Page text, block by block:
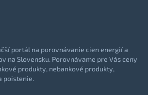
portál na porovnávanie cien energií a
na Slovensku. Porovnávame pre Vás ceny
produkty, nebankové produkty,
poistenie.